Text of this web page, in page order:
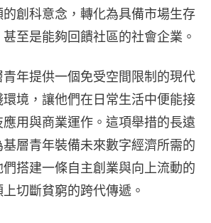
創科意念，轉化為具備市場生存
至是能夠回饋社區的社會企業。
年提供一個免受空間限制的現代
境，讓他們在日常生活中便能接
用與商業運作。這項舉措的長遠
層青年裝備未來數字經濟所需的
搭建一條自主創業與向上流動的
切斷貧窮的跨代傳遞。